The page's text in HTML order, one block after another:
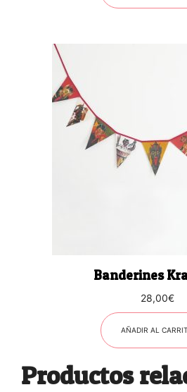
Banderines
28,00€
AÑADIR AL
Productos